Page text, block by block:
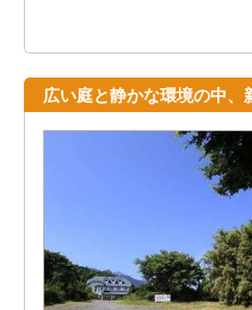
広い庭と静かな環境の中、